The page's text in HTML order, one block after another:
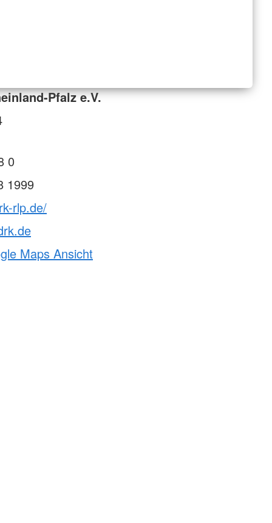
Pfalz e.V.
0
1999
rlp.de/
Maps Ansicht